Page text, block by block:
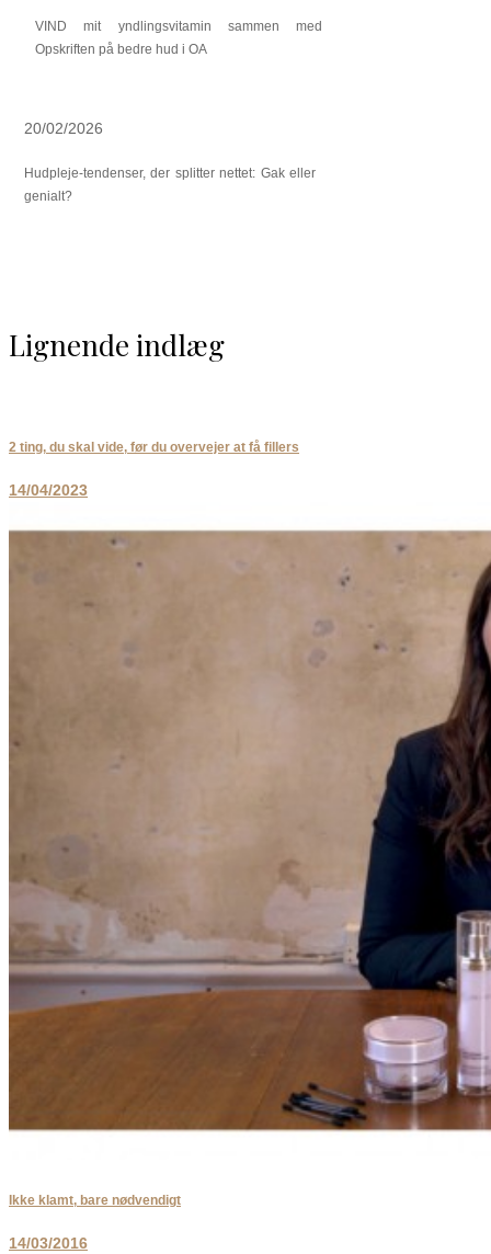
VIND mit yndlingsvitamin sammen med
Opskriften på bedre hud i OA
20/02/2026
Hudpleje-tendenser, der splitter nettet: Gak eller
genialt?
Lignende indlæg
2 ting, du skal vide, før du overvejer at få fillers
14/04/2023
Ikke klamt, bare nødvendigt
14/03/2016